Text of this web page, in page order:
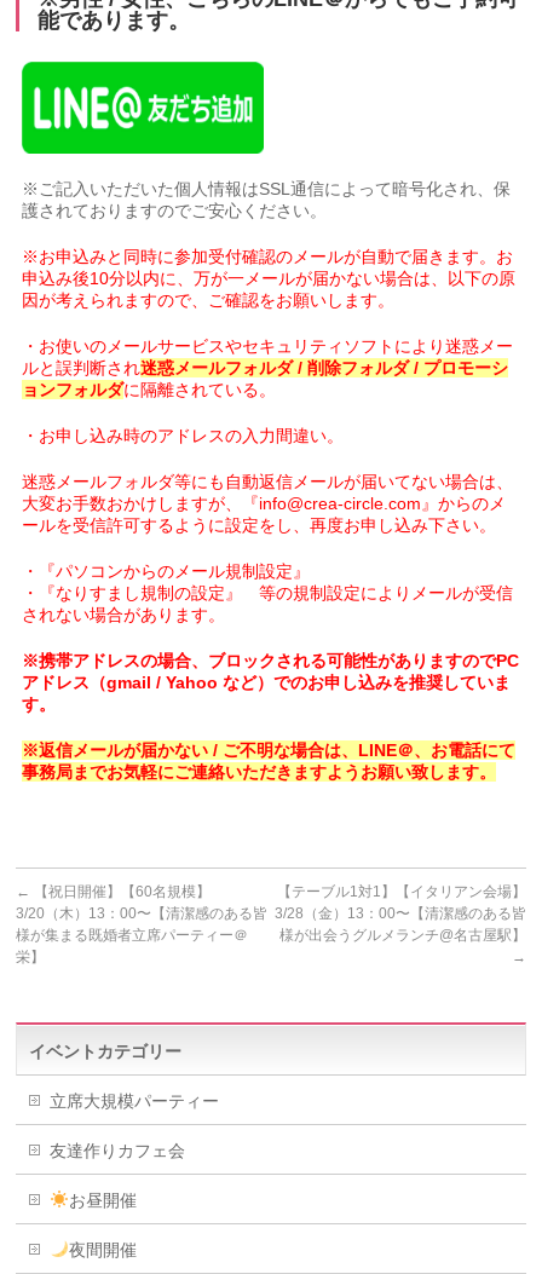
能であります。
※ご記入いただいた個人情報はSSL通信によって暗号化され、保
護されておりますのでご安心ください。
※お申込みと同時に参加受付確認のメールが自動で届きます。お
申込み後10分以内に、万が一メールが届かない場合は、以下の原
因が考えられますので、ご確認をお願いします。
・お使いのメールサービスやセキュリティソフトにより迷惑メー
ルと誤判断され迷惑メールフォルダ / 削除フォルダ / プロモーシ
ョンフォルダに隔離されている。
・お申し込み時のアドレスの入力間違い。
迷惑メールフォルダ等にも自動返信メールが届いてない場合は、
大変お手数おかけしますが、『info@crea-circle.com』からのメ
ールを受信許可するように設定をし、再度お申し込み下さい。
・『パソコンからのメール規制設定』
・『なりすまし規制の設定』 等の規制設定によりメールが受信
されない場合があります。
※携帯アドレスの場合、ブロックされる可能性がありますのでPC
アドレス（gmail / Yahoo など）でのお申し込みを推奨していま
す。
※返信メールが届かない / ご不明な場合は、LINE＠、お電話にて
事務局までお気軽にご連絡いただきますようお願い致します。
←
【祝日開催】【60名規模】
3/20（木）13：00〜【清潔感のある皆
様が集まる既婚者立席パーティー＠
栄】
【テーブル1対1】【イタリアン会場】
3/28（金）13：00〜【清潔感のある皆
様が出会うグルメランチ@名古屋駅】
→
イベントカテゴリー
立席大規模パーティー
友達作りカフェ会
お昼開催
夜間開催